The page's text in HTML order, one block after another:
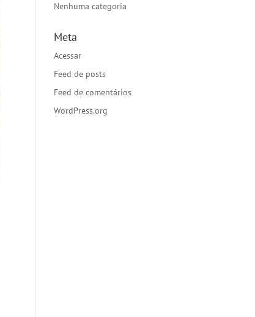
Nenhuma categoria
Meta
Acessar
Feed de posts
Feed de comentários
WordPress.org